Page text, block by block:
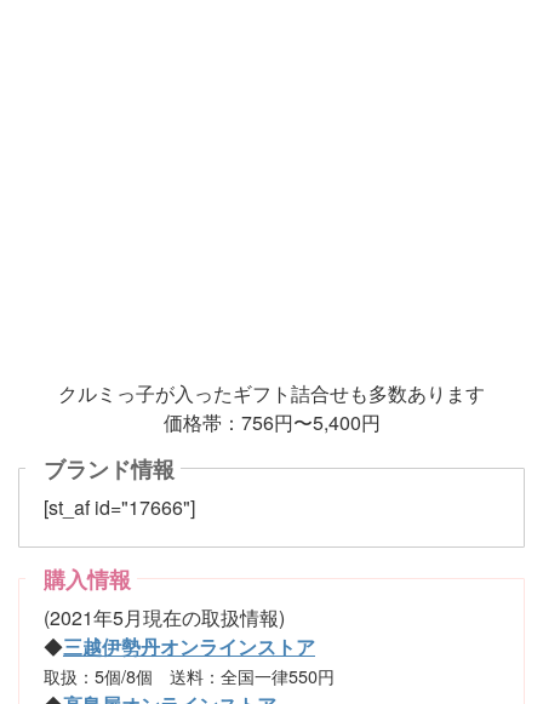
クルミっ子が入ったギフト詰合せも多数あります
価格帯：756円〜5,400円
ブランド情報
[st_af id="17666"]
購入情報
(2021年5月現在の取扱情報)
◆三越伊勢丹オンラインストア
取扱：5個/8個 送料：全国一律550円